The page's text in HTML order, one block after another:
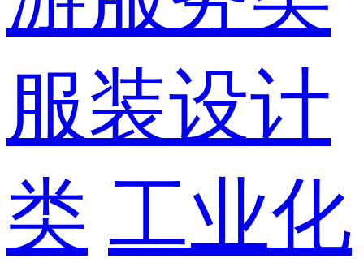
服装设计
类 工业化